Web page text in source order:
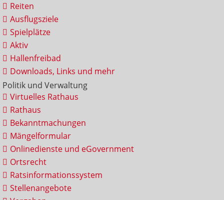
Reiten
Ausflugsziele
Spielplätze
Aktiv
Hallenfreibad
Downloads, Links und mehr
Politik und Verwaltung
Virtuelles Rathaus
Rathaus
Bekanntmachungen
Mängelformular
Onlinedienste und eGovernment
Ortsrecht
Ratsinformationssystem
Stellenangebote